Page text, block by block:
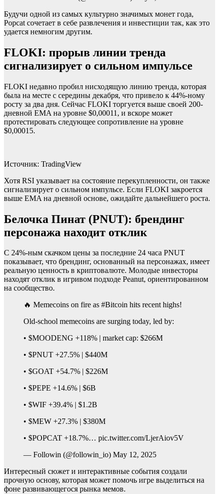
Будучи одной из самых культурно значимых монет года,
Popcat сочетает в себе развлечения и инвестиции так, как это
удается немногим другим.
FLOKI: прорыв линии тренда
сигнализирует о сильном импульсе
FLOKI недавно пробил нисходящую линию тренда, которая
была на месте с середины декабря, что привело к 44%-ному
росту за два дня. Сейчас FLOKI торгуется выше своей 200-
дневной EMA на уровне $0,00011, и вскоре может
протестировать следующее сопротивление на уровне
$0,00015.
Источник: TradingView
Хотя RSI указывает на состояние перекупленности, он также
сигнализирует о сильном импульсе. Если FLOKI закроется
выше EMA на дневной основе, ожидайте дальнейшего роста.
Белочка Пинат (PNUT): брендинг
персонажа находит отклик
С 24%-ным скачком цены за последние 24 часа PNUT
показывает, что брендинг, основанный на персонажах, имеет
реальную ценность в криптовалюте. Молодые инвесторы
находят отклик в игривом подходе Peanut, ориентированном
на сообщество.
🔥 Memecoins on fire as #Bitcoin hits recent highs!
Old-school memecoins are surging today, led by:
• $MOODENG +118% | market cap: $266M
• $PNUT +27.5% | $440M
• $GOAT +54.7% | $226M
• $PEPE +14.6% | $6B
• $WIF +39.4% | $1.2B
• $MEW +27.3% | $380M
• $POPCAT +18.7%… pic.twitter.com/LjerAiov5V
— Followin (@followin_io) May 12, 2025
Интересный сюжет и интерактивные события создали
прочную основу, которая может помочь игре выделиться на
фоне развивающегося рынка мемов.